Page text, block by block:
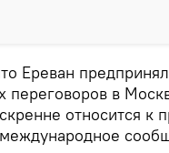
Ереван
переговоров в
относится к